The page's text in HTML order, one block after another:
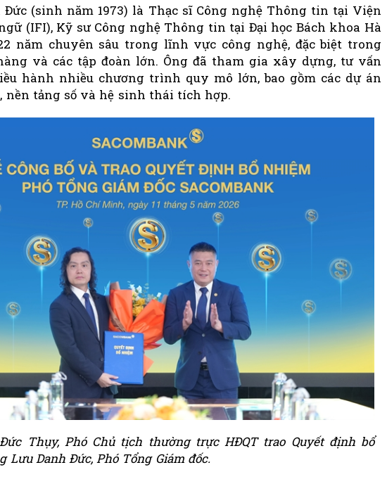
Đức (sinh năm 1973) là Thạc sĩ Công nghệ Thông tin tại Viện
(IFI), Kỹ sư Công nghệ Thông tin tại Đại học Bách khoa Hà
năm chuyên sâu trong lĩnh vực công nghệ, đặc biệt trong
và các tập đoàn lớn. Ông đã tham gia xây dựng, tư vấn
hành nhiều chương trình quy mô lớn, bao gồm các dự án
nền tảng số và hệ sinh thái tích hợp.
Thụy, Phó Chủ tịch thường trực HĐQT trao Quyết định bổ
Lưu Danh Đức, Phó Tổng Giám đốc.